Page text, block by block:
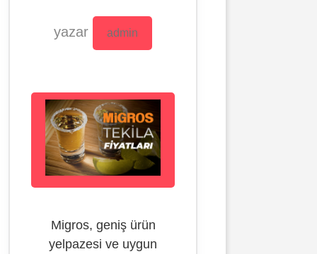
yazar admin
Migros, geniş ürün
yelpazesi ve uygun